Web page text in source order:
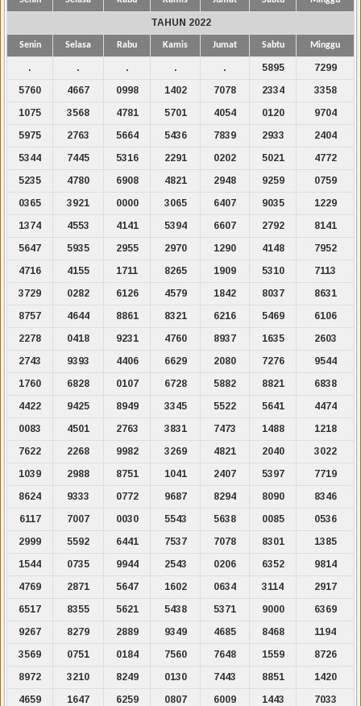
TAHUN 2022
Senin Selasa Rabu Kamis Jumat Sabtu Minggu
. . . . . 5895
7299
5760
4667 0998 1402 7078 2334
3358
1075
3568 4781 5701 4054 0120
9704
5975
2763 5664 5436 7839 2933
2404
5344
7445 5316 2291 0202 5021
4772
5235
4780 6908 4821 2948 9259
0759
0365
3921 0000 3065 6407 9035
1229
1374
4553 4141 5394 6607 2792
8141
5647
5935 2955 2970 1290 4148
7952
4716
4155 1711 8265 1909 5310
7113
3729
0282 6126 4579 1842 8037
8631
8757
4644 8861 8321 6216 5469
6106
2278
0418 9231 4760 8937 1635
2603
2743
9393 4406 6629 2080 7276
9544
1760
6828 0107 6728 5882 8821
6838
4422
9425 8949 3345 5522 5641
4474
0083
4501 2763 3831 7473 1488
1218
7622
2268 9982 3269 4821 2040
3022
1039
2988 8751 1041 2407 5397
7719
8624
9333 0772 9687 8294 8090
8346
6117
7007 0030 5543 5638 0085
0536
2999
5592 6441 7537 7078 8301
1385
1544
0735 9944 2543 0206 6352
9814
4769
2871 5647 1602 0634 3114
2917
6517
8355 5621 5438 5371 9000
6369
9267
8279 2889 9349 4685 8468
1194
3569
0751 0184 7560 7648 1559
8726
8972
3210 8249 0130 7443 8851
1420
4659
1647 6259 0807 6009 1443
7033